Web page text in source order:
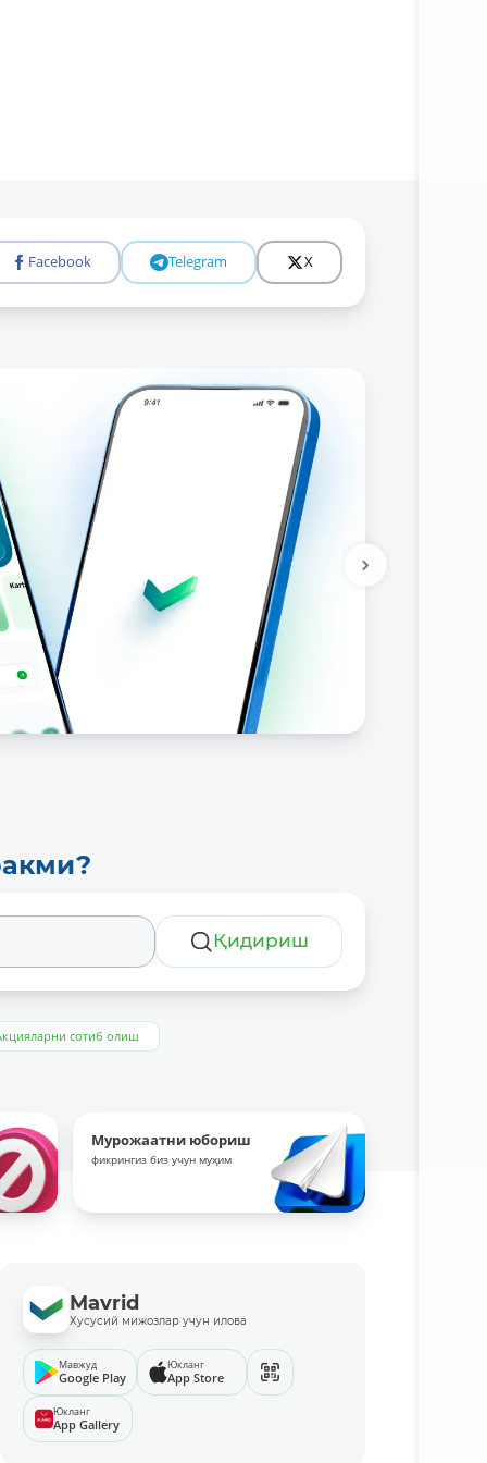
Facebook Telegram X
Қидириш
сотиб олиш
Мурожаатни юбориш
фикрингиз биз учун муҳим
Mavrid
Хусусий мижозлар учун илова
Мавжуд
Google Play
Юкланг
App Store
Юкланг
App Gallery